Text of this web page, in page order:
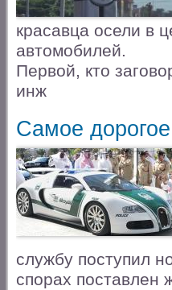
красавца осели в
автомобилей.
Первой, кто
инж
Самое
службу поступил
спорах поставлен